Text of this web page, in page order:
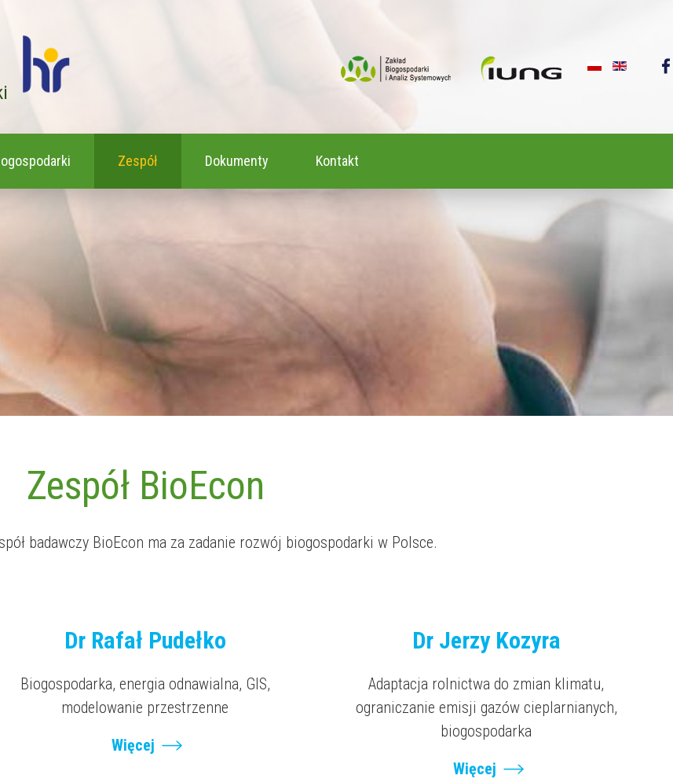
Zespół Dokumenty Kontakt
Zespół BioEcon
badawczy BioEcon ma za zadanie rozwój biogospodarki w Polsce.
Dr Rafał Pudełko
Biogospodarka, energia odnawialna, GIS,
modelowanie przestrzenne
Więcej
Dr Jerzy Kozyra
Adaptacja rolnictwa do zmian klimatu,
ograniczanie emisji gazów cieplarnianych,
biogospodarka
Więcej